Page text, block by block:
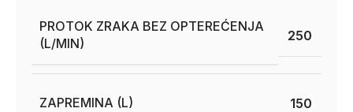
PROTOK ZRAKA BEZ OPTEREĆENJA
(L/MIN)
250
ZAPREMINA (L) 150